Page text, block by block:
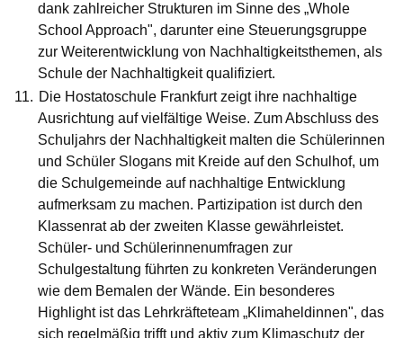
dank zahlreicher Strukturen im Sinne des „Whole
School Approach", darunter eine Steuerungsgruppe
zur Weiterentwicklung von Nachhaltigkeitsthemen, als
Schule der Nachhaltigkeit qualifiziert.
Die Hostatoschule Frankfurtzeigt ihre nachhaltige
Ausrichtung auf vielfältige Weise. Zum Abschluss des
Schuljahrs der Nachhaltigkeit malten die Schülerinnen
und Schüler Slogans mit Kreide auf den Schulhof, um
die Schulgemeinde auf nachhaltige Entwicklung
aufmerksam zu machen. Partizipation ist durch den
Klassenrat ab der zweiten Klasse gewährleistet.
Schüler- und Schülerinnenumfragen zur
Schulgestaltung führten zu konkreten Veränderungen
wie dem Bemalen der Wände. Ein besonderes
Highlight ist das Lehrkräfteteam „Klimaheldinnen", das
sich regelmäßig trifft und aktiv zum Klimaschutz der